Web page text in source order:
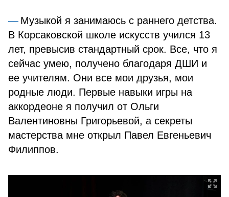
Музыкой я занимаюсь с раннего детства.
В Корсаковской школе искусств учился 13
лет, превысив стандартный срок. Все, что я
сейчас умею, получено благодаря ДШИ и
ее учителям. Они все мои друзья, мои
родные люди. Первые навыки игры на
аккордеоне я получил от Ольги
Валентиновны Григорьевой, а секреты
мастерства мне открыл Павел Евгеньевич
Филиппов.